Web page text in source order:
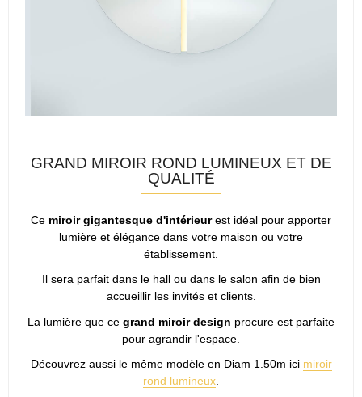
GRAND MIROIR ROND LUMINEUX ET DE
QUALITÉ
Ce miroir gigantesque d'intérieurest idéal pour apporter
lumière et élégance dans votre maison ou votre
établissement.
Il sera parfait dans le hall ou dans le salon afin de bien
accueillir les invités et clients.
La lumière que ce grand miroir design procure est parfaite
pour agrandir l'espace.
Découvrez aussi le même modèle en Diam 1.50m ici miroir
rond lumineux